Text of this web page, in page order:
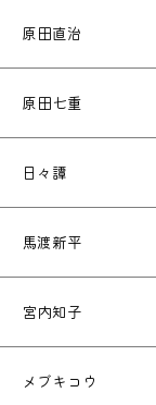
原田直治
原田七重
日々譚
馬渡新平
宮内知子
メブキコウ